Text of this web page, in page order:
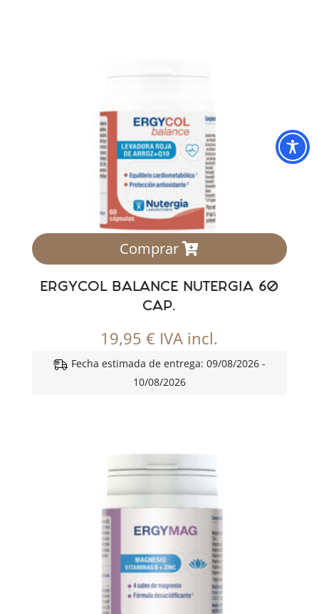
Comprar
ERGYCOL BALANCE NUTERGIA 60
CAP.
19,95€ IVA incl.
Fecha estimada de entrega: 09/08/2026 -
10/08/2026